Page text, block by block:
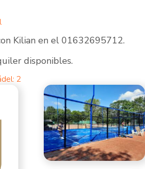
Kilian en el 01632695712.
disponibles.
2